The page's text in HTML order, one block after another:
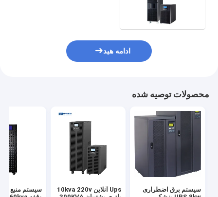
ادامه هید
محصولات توصیه شده
سیستم برق اضطراری
Ups آنلاین 10kva 220v
سیستم منبع